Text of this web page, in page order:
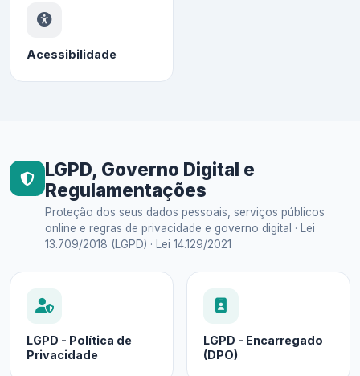
Acessibilidade
LGPD, Governo Digital e
Regulamentações
Proteção dos seus dados pessoais, serviços públicos
online e regras de privacidade e governo digital · Lei
13.709/2018 (LGPD) · Lei 14.129/2021
LGPD - Política de
Privacidade
LGPD - Encarregado
(DPO)